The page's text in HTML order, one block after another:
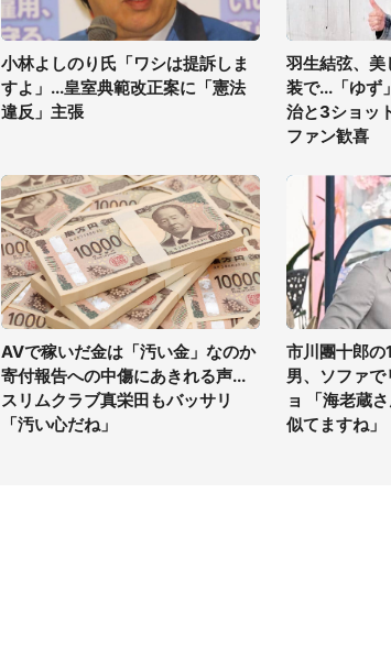
小林よしのり氏「ワシは提訴しま
すよ」...皇室典範改正案に「憲法
違反」主張
羽生結弦、
装で...「ゆず
治と3ショッ
ファン歓喜
AVで稼いだ金は「汚い金」なのか
寄付報告への中傷にあきれる声...
スリムクラブ真栄田もバッサリ
「汚い心だね」
市川團十郎
男、ソファ
ョ 「海老蔵
似てますね」